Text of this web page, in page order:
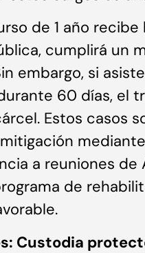
de 1 año
cumplirá un
embargo, si
60 días, el
Estos casos
a reuniones de
de
Custodia